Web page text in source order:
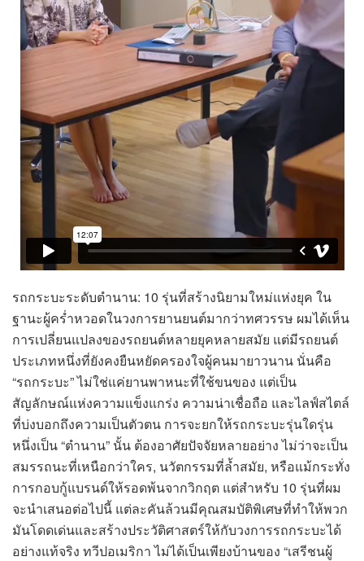
รถกระบะระดับตำนาน: 10 รุ่นที่สร้างนิยามใหม่แห่งยุค ใน
ฐานะผู้คร่ำหวอดในวงการยานยนต์มากว่าทศวรรษ ผมได้เห็น
การเปลี่ยนแปลงของรถยนต์หลายยุคหลายสมัย แต่มีรถยนต์
ประเภทหนึ่งที่ยังคงยืนหยัดครองใจผู้คนมายาวนาน นั่นคือ
“รถกระบะ” ไม่ใช่แค่ยานพาหนะที่ใช้ขนของ แต่เป็น
สัญลักษณ์แห่งความแข็งแกร่ง ความน่าเชื่อถือ และไลฟ์สไตล์
ที่บ่งบอกถึงความเป็นตัวตน การจะยกให้รถกระบะรุ่นใดรุ่น
หนึ่งเป็น “ตำนาน” นั้น ต้องอาศัยปัจจัยหลายอย่าง ไม่ว่าจะเป็น
สมรรถนะที่เหนือกว่าใคร, นวัตกรรมที่ล้ำสมัย, หรือแม้กระทั่ง
การกอบกู้แบรนด์ให้รอดพ้นจากวิกฤต แต่สำหรับ 10 รุ่นที่ผม
จะนำเสนอต่อไปนี้ แต่ละคันล้วนมีคุณสมบัติพิเศษที่ทำให้พวก
มันโดดเด่นและสร้างประวัติศาสตร์ให้กับวงการรถกระบะได้
อย่างแท้จริง ทวีปอเมริกา ไม่ได้เป็นเพียงบ้านของ “เสรีชนผู้